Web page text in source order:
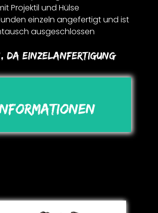
Projektil und Hülse
einzeln angefertigt und ist
ausgeschlossen
Da Einzelanfertigung